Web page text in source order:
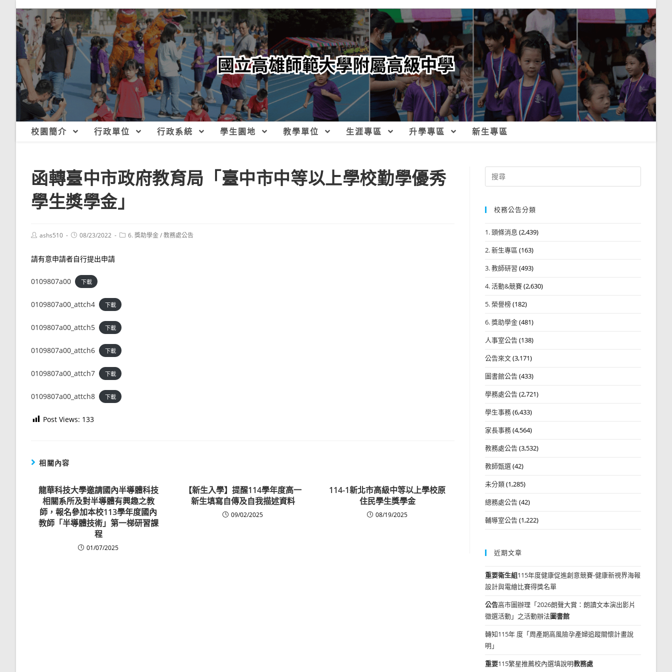
校園簡介 行政單位 行政系統 學生園地 教學單位 生涯專區 升學專區 新生專區
函轉臺中市政府教育局「臺中市中等以上學校勤學優秀
學生獎學金」
Postashs510
Post08/23/2022
Post6. 獎助學金/教務處公告
請有意申請者自行提出申請
0109807a00 下載
0109807a00_attch4 下載
0109807a00_attch5 下載
0109807a00_attch6 下載
0109807a00_attch7 下載
0109807a00_attch8 下載
Post Views: 133
相關內容
龍華科技大學邀請國內半導體科技
相關系所及對半導體有興趣之教
師，報名參加本校113學年度國內
教師「半導體技術」第一梯研習課
程
01/07/2025
【新生入學】提醒114學年度高一
新生填寫自傳及自我描述資料
09/02/2025
114-1新北市高級中等以上學校原
住民學生獎學金
08/19/2025
Search
for:
校務公告分類
1. 頭條消息 (2,439)
2. 新生專區 (163)
3. 教師研習 (493)
4. 活動&競賽(2,630)
5. 榮譽榜(182)
6. 獎助學金(481)
人事室公告(138)
公告來文(3,171)
圖書館公告(433)
學務處公告(2,721)
學生事務(6,433)
家長事務(4,564)
教務處公告(3,532)
教師甄選(42)
未分類(1,285)
總務處公告(42)
輔導室公告(1,222)
近期文章
重要衛生組115年度健康促進創意競賽-健康新視界海報
設計與電繪比賽得獎名單
公告高市圖辦理「2026朗聲大賞：朗讀文本演出影片
徵選活動」之活動辦法圖書館
轉知115年 度「周產期高風險孕產婦追蹤關懷計畫說
明」
重要115繁星推薦校內選填說明教務處